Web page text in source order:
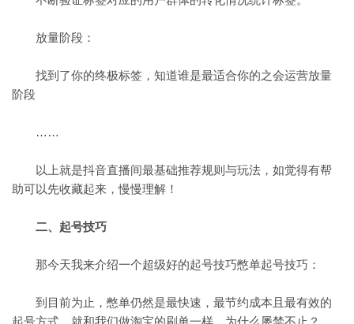
放量阶段：
找到了你的终极标签，知道谁是最适合你的之会运营放量
阶段
……
以上就是抖音直播间最基础推荐规则与玩法，如觉得有帮
助可以先收藏起来，慢慢理解！
二、起号技巧
那今天我来介绍一个超级好的起号技巧憋单起号技巧：
到目前为止，憋单仍然是最快速，最节约成本且最有效的
起号方式，就和我们做淘宝的刷单一样，为什么屡禁不止？